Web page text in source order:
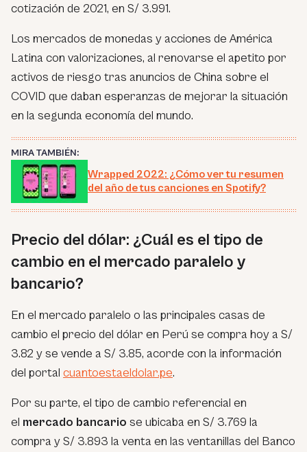
cotización de 2021, en S/ 3.991.
Los mercados de monedas y acciones de América
Latina con valorizaciones, al renovarse el apetito por
activos de riesgo tras anuncios de China sobre el
COVID que daban esperanzas de mejorar la situación
en la segunda economía del mundo.
MIRA TAMBIÉN:
Wrapped 2022: ¿Cómo ver tu resumen
del año de tus canciones en Spotify?
Precio del dólar: ¿Cuál es el tipo de
cambio en el mercado paralelo y
bancario?
En el mercado paralelo o las principales casas de
cambio el precio del dólar en Perú se compra hoy a S/
3.82 y se vende a S/ 3.85, acorde con la información
del portal cuantoestaeldolar.pe.
Por su parte, el tipo de cambio referencial en
el mercado bancario se ubicaba en S/ 3.769 la
compra y S/ 3.893 la venta en las ventanillas del Banco